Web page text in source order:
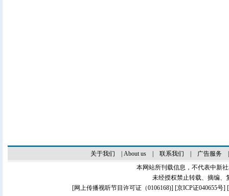
关于我们 About us| 联系我们 广告服务
本网站所刊载信息，不代表中新
未经授权禁止转载、摘编、
[网上传播视听节目许可证（0106168)] [京ICP证040655号]